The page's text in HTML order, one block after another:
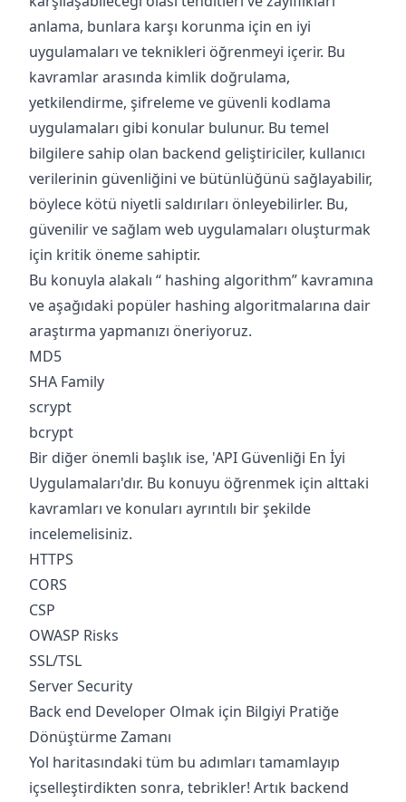
anlama, bunlara karşı korunma için en iyi
uygulamaları ve teknikleri öğrenmeyi içerir. Bu
kavramlar arasında kimlik doğrulama,
yetkilendirme, şifreleme ve güvenli kodlama
uygulamaları gibi konular bulunur. Bu temel
bilgilere sahip olan backend geliştiriciler, kullanıcı
verilerinin güvenliğini ve bütünlüğünü sağlayabilir,
böylece kötü niyetli saldırıları önleyebilirler. Bu,
güvenilir ve sağlam web uygulamaları oluşturmak
için kritik öneme sahiptir.
Bu konuyla alakalı “ hashing algorithm” kavramına
ve aşağıdaki popüler hashing algoritmalarına dair
araştırma yapmanızı öneriyoruz.
MD5
SHA Family
scrypt
bcrypt
Bir diğer önemli başlık ise, 'API Güvenliği En İyi
Uygulamaları'dır. Bu konuyu öğrenmek için alttaki
kavramları ve konuları ayrıntılı bir şekilde
incelemelisiniz.
HTTPS
CORS
CSP
OWASP Risks
SSL/TSL
Server Security
Back end Developer Olmak için Bilgiyi Pratiğe
Dönüştürme Zamanı
Yol haritasındaki tüm bu adımları tamamlayıp
içselleştirdikten sonra, tebrikler! Artık backend